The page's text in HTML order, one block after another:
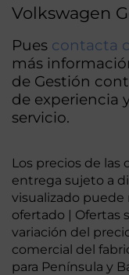
Volkswagen
Pues contacta
más
de Gestión
de experiencia
servicio.
Los precios de las
entrega sujeto a
visualizado
ofertado | Ofertas
variación del
comercial del
para Península y